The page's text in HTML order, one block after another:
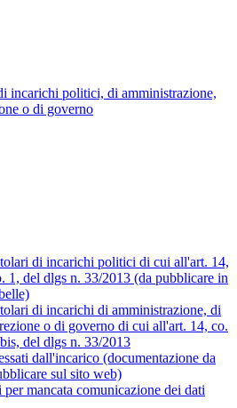
incarichi politici, di amministrazione,
o di governo
di incarichi politici di cui all'art. 14,
1, del dlgs n. 33/2013 (da pubblicare in
di incarichi di amministrazione, di
o di governo di cui all'art. 14, co.
del dlgs n. 33/2013
dall'incarico (documentazione da
sul sito web)
per mancata comunicazione dei dati